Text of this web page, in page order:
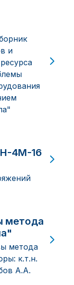
и
4М-16
метода
метода
к.т.н.
А.А.